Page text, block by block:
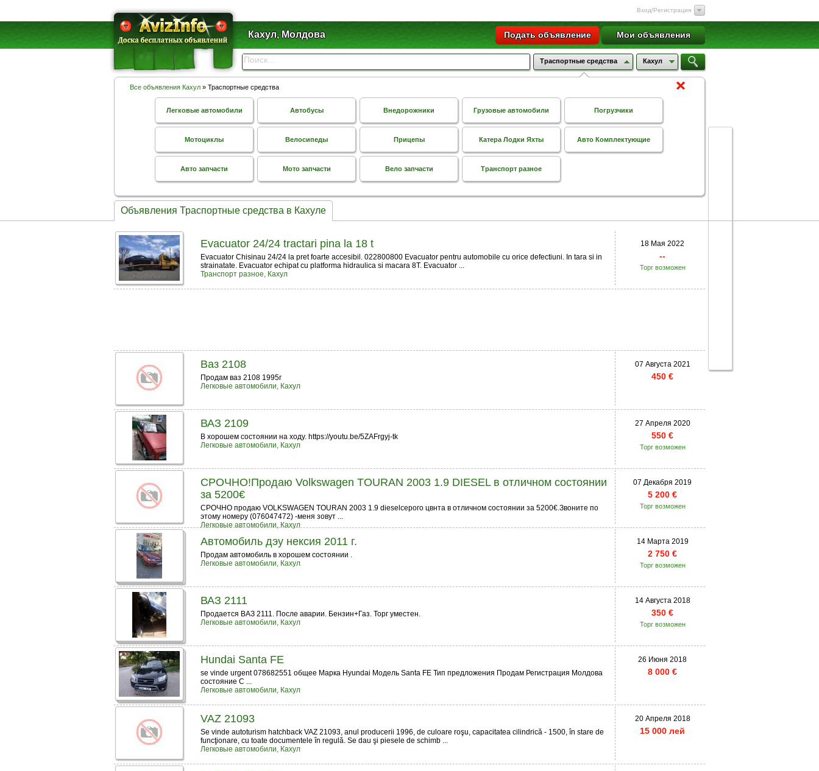
Вход/Регистрация
Кахул, Молдова Мои объявления
Подать объявление
Траспортные средства Кахул
Все объявления Кахул » Траспортные средства
Легковые автомобили Автобусы Внедорожники Грузовые автомобили Погрузчики
Мотоциклы Велосипеды Прицепы Катера Лодки Яхты Авто Комплектующие
Авто запчасти Мото запчасти Вело запчасти Транспорт разное
Объявления Траспортные средства в Кахуле
Evacuator 24/24 tractari pina la 18 t
Evacuator Chisinau 24/24 la pret foarte accesibil. 022800800 Evacuator pentru automobile cu orice defectiuni. In tara si in
strainatate. Evacuator echipat cu platforma hidraulica si macara 8T. Evacuator ...
Транспорт разное, Кахул
18 Мая 2022
--
Торг возможен
Ваз 2108
Продам ваз 2108 1995г
Легковые автомобили, Кахул
07 Августа 2021
450 €
ВАЗ 2109
В хорошем состоянии на ходу. https://youtu.be/5ZAFrgyj-tk
Легковые автомобили, Кахул
27 Апреля 2020
550 €
Торг возможен
СРОЧНО!Продаю Volkswagen TOURAN 2003 1.9 DIESEL в отличном состоянии
за 5200€
СРОЧНО прoдаю VOLKSWAGEN TOURAN 2003 1.9 dieselсерого цвнта в отличном состоянии за 5200€.Звоните по
этому номеру (076047472) -меня зовут ...
Легковые автомобили, Кахул
07 Декабря 2019
5 200 €
Торг возможен
Автомобиль дэу нексия 2011 г.
Продам автомобиль в хорошем состоянии .
Легковые автомобили, Кахул
14 Марта 2019
2 750 €
Торг возможен
ВАЗ 2111
Продается ВАЗ 2111. После аварии. Бензин+Газ. Торг уместен.
Легковые автомобили, Кахул
14 Августа 2018
350 €
Торг возможен
Hundai Santa FE
se vinde urgent 078682551 общее Марка Hyundai Модель Santa FE Тип предложения Продам Регистрация Молдова
состояние С ...
Легковые автомобили, Кахул
26 Июня 2018
8 000 €
VAZ 21093
Se vinde autoturism hatchback VAZ 21093, anul producerii 1996, de culoare roşu, capacitatea cilindrică - 1500, în stare de
funcţionare, cu toate documentele în regulă. Se dau şi piesele de schimb ...
Легковые автомобили, Кахул
20 Апреля 2018
15 000 лей